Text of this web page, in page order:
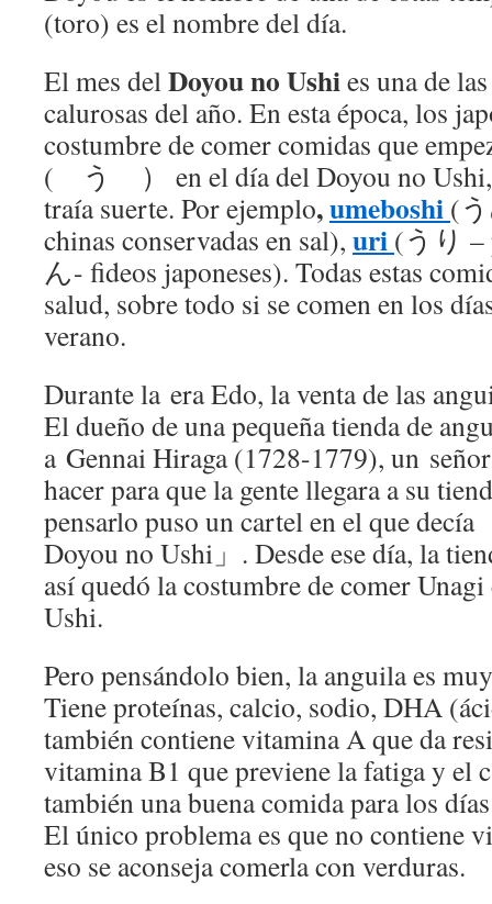
(toro) es el nombre del día.
El mes delDoyou no Ushies una de
calurosas del año. En esta época, los
costumbre de comer comidas que
( う ） en el día del Doyou no Ushi,
traía suerte. Por ejemplo,umeboshi (
chinas conservadas en sal), uri (うり –
ん- fideos japoneses). Todas estas
salud, sobre todo si se comen en los
verano.
Durante la era Edo, la venta de las
El dueño de una pequeña tienda de
a Gennai Hiraga (1728-1779), un
hacer para que la gente llegara a su
pensarlo puso un cartel en el que decía
Doyou no Ushi」. Desde ese día, la
así quedó la costumbre de comer
Ushi.
Pero pensándolo bien, la anguila es
Tiene proteínas, calcio, sodio, DHA
también contiene vitamina A que da
vitamina B1 que previene la fatiga y el
también una buena comida para los
El único problema es que no contiene
eso se aconseja comerla con verduras.